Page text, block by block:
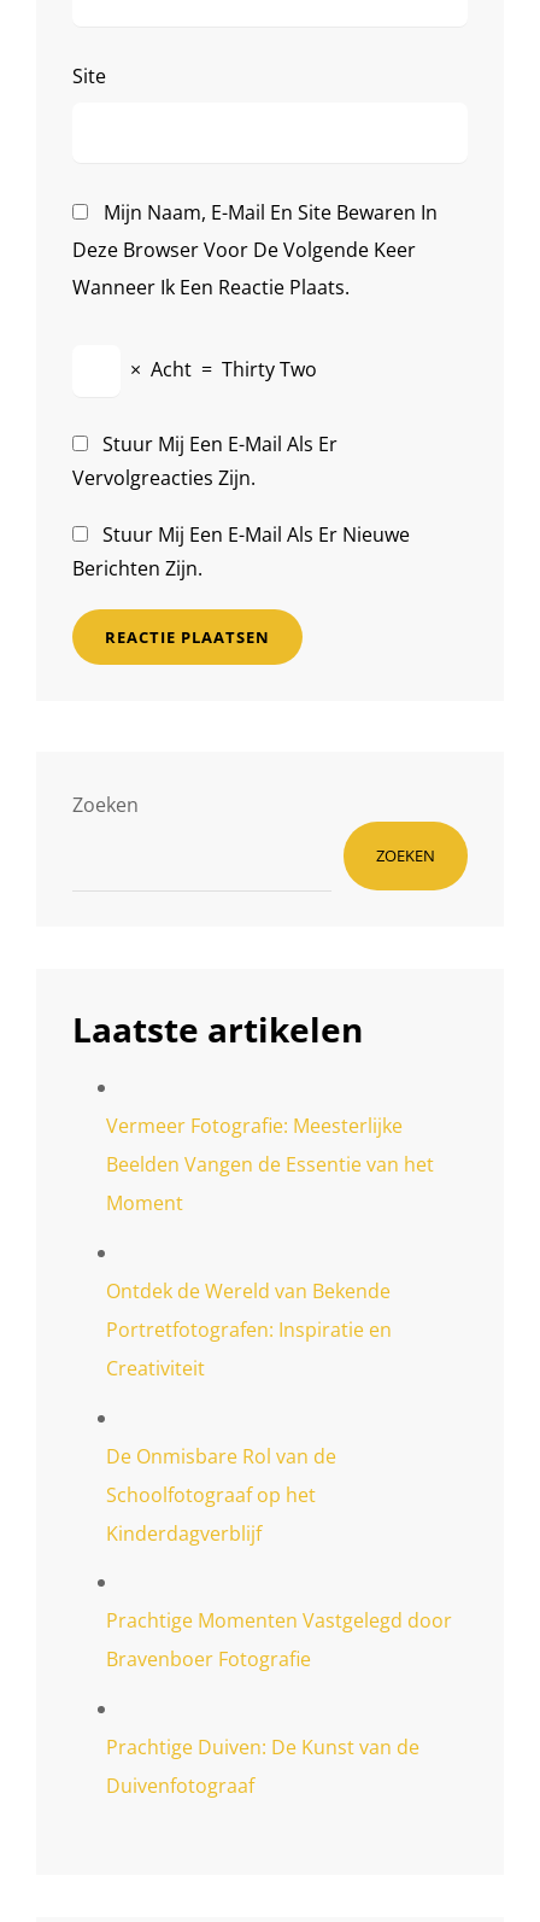
Site
Mijn Naam, E-Mail En Site Bewaren In
Deze Browser Voor De Volgende Keer
Wanneer Ik Een Reactie Plaats.
× Acht = Thirty Two
Stuur Mij Een E-Mail Als Er
Vervolgreacties Zijn.
Stuur Mij Een E-Mail Als Er Nieuwe
Berichten Zijn.
Zoeken
ZOEKEN
Laatste artikelen
Vermeer Fotografie: Meesterlijke
Beelden Vangen de Essentie van het
Moment
Ontdek de Wereld van Bekende
Portretfotografen: Inspiratie en
Creativiteit
De Onmisbare Rol van de
Schoolfotograaf op het
Kinderdagverblijf
Prachtige Momenten Vastgelegd door
Bravenboer Fotografie
Prachtige Duiven: De Kunst van de
Duivenfotograaf